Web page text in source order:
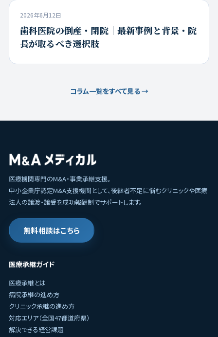
2026年6月12日
歯科医院の倒産・閉院｜最新事例と背景・院
長が取るべき選択肢
コラム一覧をすべて見る →
医療機関専門のM&A・事業承継支援。
中小企業庁認定M&A支援機関として、後継者不足に悩むクリニックや医療
法人の譲渡・譲受を成功報酬制でサポートします。
無料相談はこちら
医療承継ガイド
医療承継とは
病院承継の進め方
クリニック承継の進め方
対応エリア（全国47都道府県）
解決できる経営課題